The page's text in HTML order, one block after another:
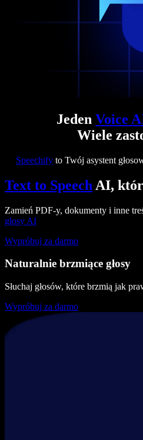
Jeden Voice
Wiele
Speechify to Twój asystent
Text to Speech AI,
Zamień PDF-y, dokumenty i inne
głosy AI
Wypróbuj za darmo
Naturalnie brzmiące głosy
Słuchaj głosów, które brzmią jak
Wypróbuj za darmo